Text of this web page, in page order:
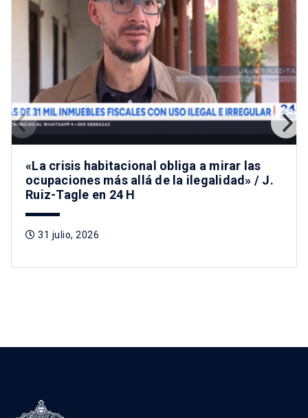
«La crisis habitacional obliga a mirar las
ocupaciones más allá de la ilegalidad» / J.
Ruiz-Tagle en 24 H
31 julio, 2026